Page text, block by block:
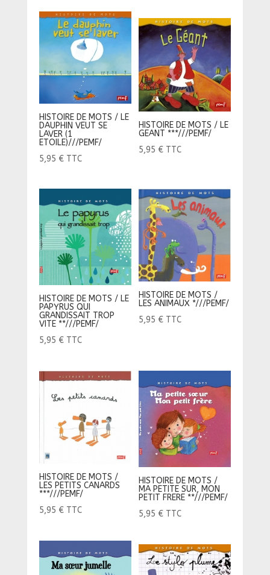
HISTOIRE DE MOTS / LE
DAUPHIN VEUT SE
LAVER (1
ETOILE)///PEMF/
5,95 € TTC
HISTOIRE DE MOTS / LE
GEANT ***///PEMF/
5,95 € TTC
HISTOIRE DE MOTS / LE
PAPYRUS QUI
GRANDISSAIT TROP
VITE **///PEMF/
5,95 € TTC
HISTOIRE DE MOTS /
LES ANIMAUX *///PEMF/
5,95 € TTC
HISTOIRE DE MOTS /
LES PETITS CANARDS
***///PEMF/
5,95 € TTC
HISTOIRE DE MOTS /
MA PETITE SUR, MON
PETIT FRERE **///PEMF/
5,95 € TTC